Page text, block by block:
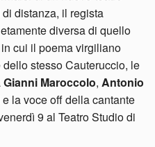
distanza, il regista
diversa di quello
cui il poema virgiliano
stesso Cauteruccio, le
Gianni Maroccolo, Antonio
e la voce off della cantante
9 al Teatro Studio di